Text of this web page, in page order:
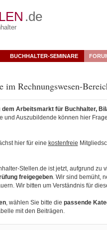
.de
BUCHHALTER-SEMINARE
im Rechnungswesen-
dem Arbeitsmarkt für Buchhalter,
und Auszubildende können hier
hier für eine kostenfreie
Stellen.de ist jetzt, aufgrund zu
freigegeben. Wir sind bemüht,
Wir bitten um Verständnis für
, wählen Sie bitte die passende
mit den Beiträgen.